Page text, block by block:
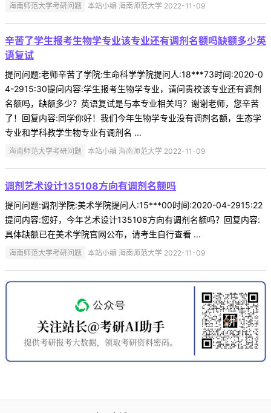
海南师范大学考研问题 本站小编 海南师范大学 2022-11-09
辛苦了学生报考生物学专业该专业还有调剂名额吗缺额多少英
语复试
提问问题:老师辛苦了学院:生命科学学院提问人:18***73时间:2020-0
4-2915:30提问内容:学生报考生物学专业，请问贵校该专业还有调剂
名额吗，缺额多少？英语复试是与本专业相关吗？谢谢老师，您辛苦
了！回复内容:同学你好！我们今年生物学专业没有调剂名额，生态学
专业和学科教学生物专业有调剂名 ...
海南师范大学考研问题 本站小编 海南师范大学 2022-11-09
调剂艺术设计135108方向有调剂名额吗
提问问题:调剂学院:美术学院提问人:15***00时间:2020-04-2915:22
提问内容:您好，今年艺术设计135108方向有调剂名额吗？回复内容:
具体缺额已在美术学院官网公布，请考生自行查看 ...
海南师范大学考研问题 本站小编 海南师范大学 2022-11-09